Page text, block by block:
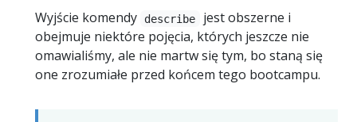
Wyjście komendy
describe
jest obszerne i
obejmuje niektóre pojęcia, których jeszcze nie
omawialiśmy, ale nie martw się tym, bo staną się
one zrozumiałe przed końcem tego bootcampu.